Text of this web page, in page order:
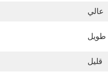
عالي
طويل
قليل